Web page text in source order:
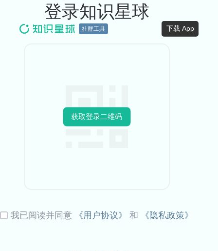
社群工具 下载 App
登录知识星球
获取登录二维码
我已阅读并同意 《用户协议》 和 《隐私政策》